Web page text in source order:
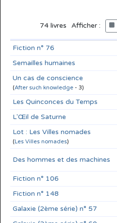
74 livres Afficher :
Fiction n° 76
Semailles humaines
Un cas de conscience
(After such knowledge - 3)
Les Quinconces du Temps
L'Œil de Saturne
Lot : Les Villes nomades
(Les Villes nomades)
Des hommes et des machines
Fiction n° 106
Fiction n° 148
Galaxie (2ème série) n° 57